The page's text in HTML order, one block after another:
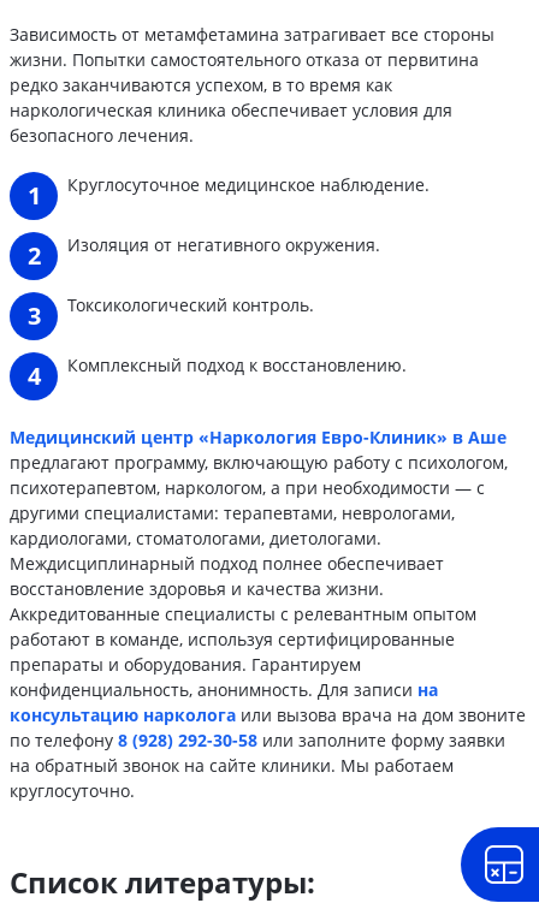
Зависимость от метамфетамина затрагивает все стороны
жизни. Попытки самостоятельного отказа от первитина
редко заканчиваются успехом, в то время как
наркологическая клиника обеспечивает условия для
безопасного лечения.
Круглосуточное медицинское наблюдение.
Изоляция от негативного окружения.
Токсикологический контроль.
Комплексный подход к восстановлению.
Медицинский центр «Наркология Евро-Клиник» в Аше
предлагают программу, включающую работу с психологом,
психотерапевтом, наркологом, а при необходимости — с
другими специалистами: терапевтами, неврологами,
кардиологами, стоматологами, диетологами.
Междисциплинарный подход полнее обеспечивает
восстановление здоровья и качества жизни.
Аккредитованные специалисты с релевантным опытом
работают в команде, используя сертифицированные
препараты и оборудования. Гарантируем
конфиденциальность, анонимность. Для записи на
консультацию нарколога или вызова врача на дом звоните
по телефону 8 (928) 292-30-58 или заполните форму заявки
на обратный звонок на сайте клиники. Мы работаем
круглосуточно.
Список литературы: